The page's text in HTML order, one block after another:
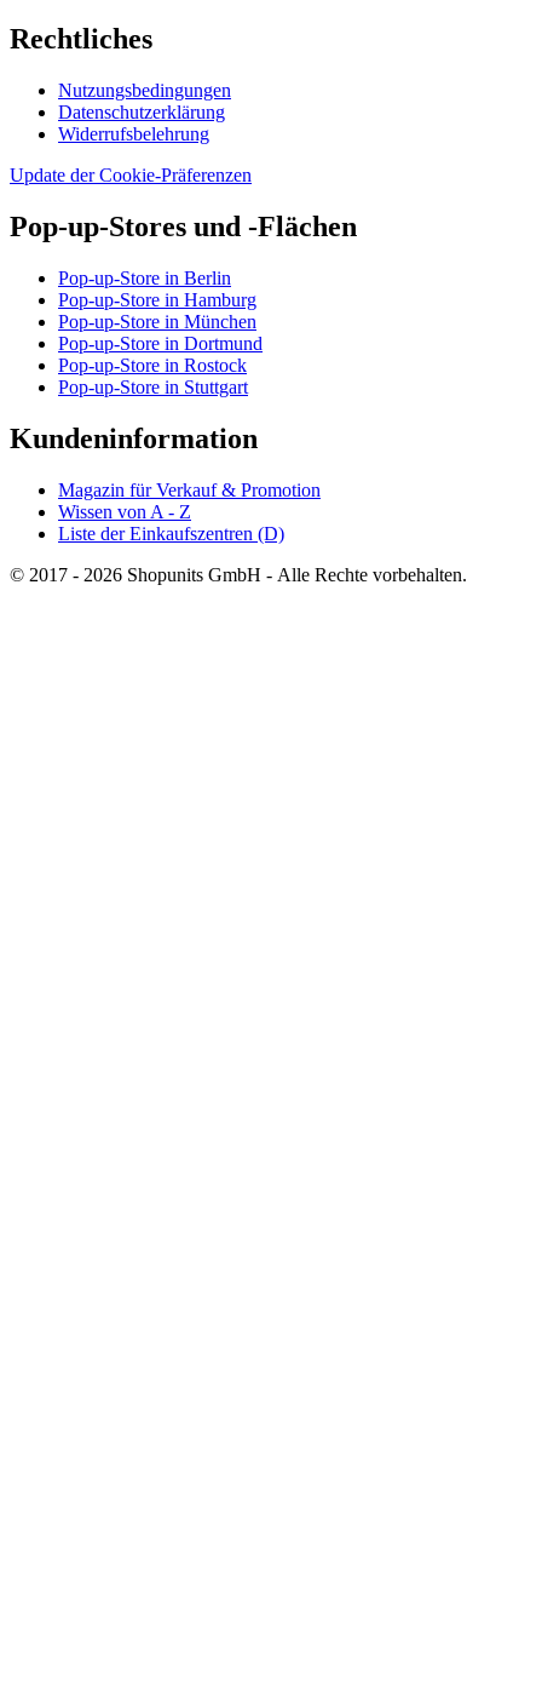
Rechtliches
Nutzungsbedingungen
Datenschutzerklärung
Widerrufsbelehrung
Update der Cookie-Präferenzen
Pop-up-Stores und -Flächen
Pop-up-Store in Berlin
Pop-up-Store in Hamburg
Pop-up-Store in München
Pop-up-Store in Dortmund
Pop-up-Store in Rostock
Pop-up-Store in Stuttgart
Kundeninformation
Magazin für Verkauf & Promotion
Wissen von A - Z
Liste der Einkaufszentren (D)
© 2017 - 2026 Shopunits GmbH - Alle Rechte vorbehalten.